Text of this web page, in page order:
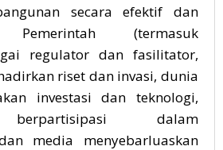
secara efektif dan
Pemerintah (termasuk
regulator dan fasilitator,
riset dan invasi, dunia
investasi dan teknologi,
berpartisipasi dalam
media menyebarluaskan